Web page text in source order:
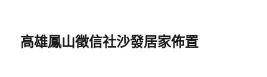
高雄鳳山徵信社沙發居家佈置